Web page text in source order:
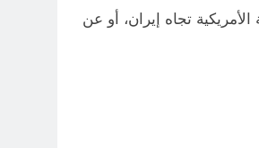
تجاه إيران، أو عن